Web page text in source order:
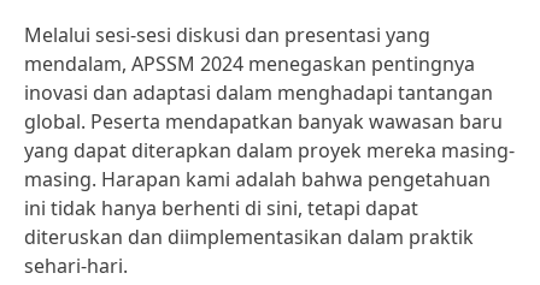
Melalui sesi-sesi diskusi dan presentasi yang
mendalam, APSSM 2024 menegaskan pentingnya
inovasi dan adaptasi dalam menghadapi tantangan
global. Peserta mendapatkan banyak wawasan baru
yang dapat diterapkan dalam proyek mereka masing-
masing. Harapan kami adalah bahwa pengetahuan
ini tidak hanya berhenti di sini, tetapi dapat
diteruskan dan diimplementasikan dalam praktik
sehari-hari.